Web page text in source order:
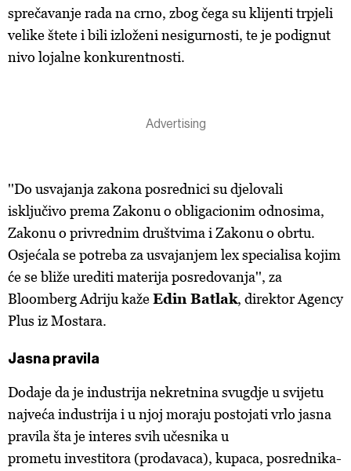
sprečavanje rada na crno, zbog čega su klijenti trpjeli
velike štete i bili izloženi nesigurnosti, te je podignut
nivo lojalne konkurentnosti.
''Do usvajanja zakona posrednici su djelovali
isključivo prema Zakonu o obligacionim odnosima,
Zakonu o privrednim društvima i Zakonu o obrtu.
Osjećala se potreba za usvajanjem lex specialisa kojim
će se bliže urediti materija posredovanja'', za
Bloomberg Adriju kažeEdin Batlak, direktor Agency
Plus iz Mostara.
Jasna pravila
Dodaje da je industrija nekretnina svugdje u svijetu
najveća industrija i u njoj moraju postojati vrlo jasna
pravila šta je interes svih učesnika u
prometu investitora (prodavaca), kupaca, posrednika-